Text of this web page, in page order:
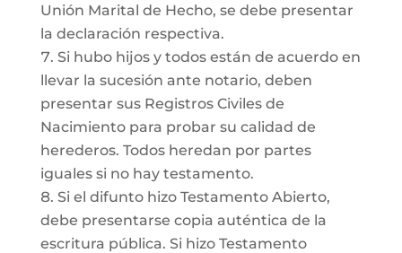
Unión Marital de Hecho, se debe presentar
la declaración respectiva.
Si hubo hijos y todos están de acuerdo en
llevar la sucesión ante notario, deben
presentar sus Registros Civiles de
Nacimiento para probar su calidad de
herederos. Todos heredan por partes
iguales si no hay testamento.
Si el difunto hizo Testamento Abierto,
debe presentarse copia auténtica de la
escritura pública. Si hizo Testamento